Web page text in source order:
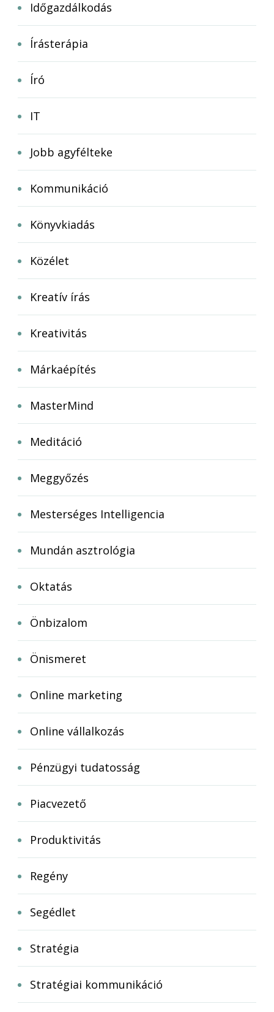
Időgazdálkodás
Írásterápia
Író
IT
Jobb agyfélteke
Kommunikáció
Könyvkiadás
Közélet
Kreatív írás
Kreativitás
Márkaépítés
MasterMind
Meditáció
Meggyőzés
Mesterséges Intelligencia
Mundán asztrológia
Oktatás
Önbizalom
Önismeret
Online marketing
Online vállalkozás
Pénzügyi tudatosság
Piacvezető
Produktivitás
Regény
Segédlet
Stratégia
Stratégiai kommunikáció